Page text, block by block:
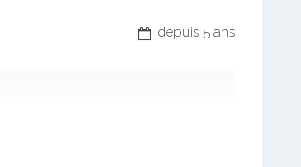
depuis 5 ans